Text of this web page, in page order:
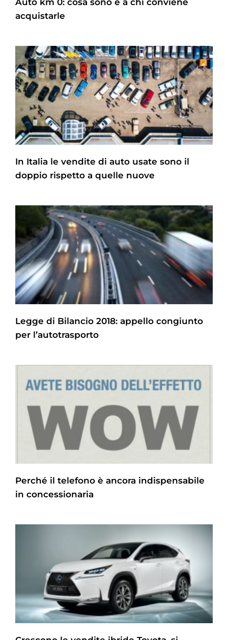
Auto km 0: cosa sono e a chi conviene
acquistarle
In Italia le vendite di auto usate sono il
doppio rispetto a quelle nuove
Legge di Bilancio 2018: appello congiunto
per l’autotrasporto
Perché il telefono è ancora indispensabile
in concessionaria